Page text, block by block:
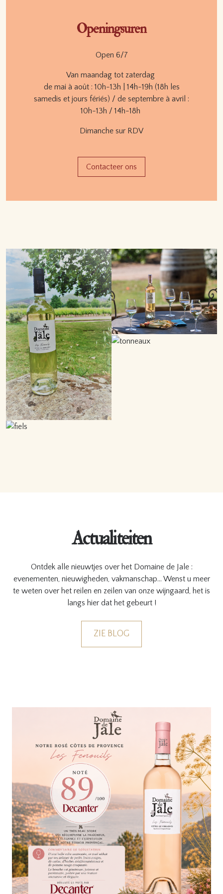
Openingsuren
Open 6/7
Van maandag tot zaterdag
de mai à août : 10h-13h | 14h-19h (18h les
samedis et jours fériés) / de septembre à avril :
10h-13h / 14h-18h
Dimanche sur RDV
Contacteer ons
Actualiteiten
Ontdek alle nieuwtjes over het Domaine de Jale :
evenementen, nieuwigheden, vakmanschap… Wenst u meer
te weten over het reilen en zeilen van onze wijngaard, het is
langs hier dat het gebeurt !
ZIE BLOG